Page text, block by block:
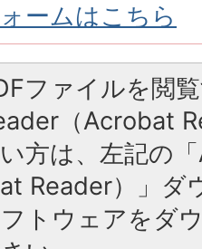
ームはこちら
ファイルを閲
（Acrobat
方は、左記の
Reader）」ダ
トウェアをダ